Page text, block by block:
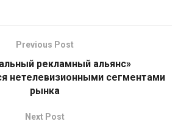
Previous Post
рекламный альянс»
нетелевизионными сегментами
рынка
Next Post